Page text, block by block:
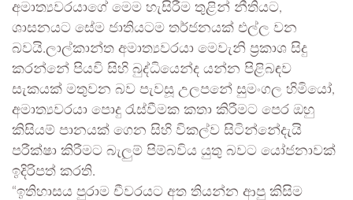
අමාත්‍යවරයාගේ මෙම හැසිරීම තුළින් නීතියට,
ශාසනයට සේම ජාතියටම තර්ජනයක් එල්ල වන
බවයි.ලාල්කාන්ත අමාත්‍යවරයා මෙවැනි ප්‍රකාශ සිදු
කරන්නේ පියවි සිහි බුද්ධියෙන්ද යන්න පිළිබඳව
සැකයක් මතුවන බව පැවසූ උලපනේ සුමංගල හිමියෝ,
අමාත්‍යවරයා පොදු රැස්වීමක කතා කිරීමට පෙර ඔහු
කිසියම් පානයක් ගෙන සිහි විකල්ව සිටින්නේදැයි
පරීක්ෂා කිරීමට බැලුම් පිම්බවිය යුතු බවට යෝජනාවක්
ඉදිරිපත් කරති.
“ඉතිහාසය පුරාම චීවරයට අත තියන්න ආපු කිසිම